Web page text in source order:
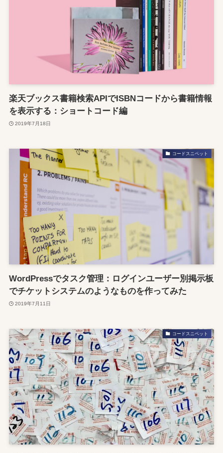
楽天ブックス書籍検索APIでISBNコードから書籍情報
を表示する：ショートコード編
2019年7月18日
コードスニペット
WordPressでタスク管理：ログインユーザー別掲示板
でチケットシステムのようなものを作ってみた
2019年7月11日
コードスニペット